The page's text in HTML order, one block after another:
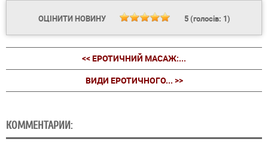
ОЦІНИТИ НОВИНУ 5(голосів: 1)
<< ЕРОТИЧНИЙ МАСАЖ:...
ВИДИ ЕРОТИЧНОГО... >>
КОММЕНТАРИИ: